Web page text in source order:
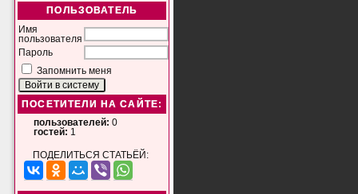
ПОЛЬЗОВАТЕЛЬ
Имя
пользователя
Пароль
Запомнить меня
ПОСЕТИТЕЛИ НА САЙТЕ:
пользователей: 0
гостей: 1
ПОДЕЛИТЬСЯ СТАТЬЁЙ: